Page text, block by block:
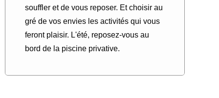
souffler et de vous reposer. Et choisir au
gré de vos envies les activités qui vous
feront plaisir. L'été, reposez-vous au
bord de la piscine privative.